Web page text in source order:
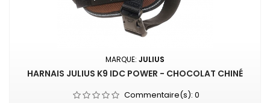
MARQUE: JULIUS
HARNAIS JULIUS K9 IDC POWER - CHOCOLAT CHINÉ
Commentaire(s): 0